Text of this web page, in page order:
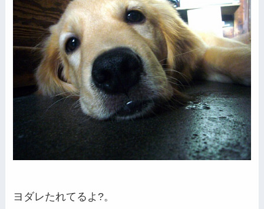
ヨダレたれてるよ?。